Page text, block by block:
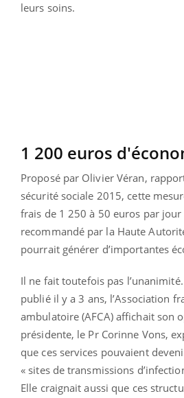
leurs soins.
1 200 euros
Proposé par Olivier Véran,
sécurité sociale 2015, cette
frais de 1 250 à 50 euros par jour
recommandé par la Haute
pourrait générer d’importantes
Il ne fait toutefois pas
publié il y a 3 ans, l’Association
ambulatoire (AFCA) affichait son
présidente, le Pr Corinne Vons,
que ces services pouvaient
« sites de transmissions
Elle craignait aussi que ces